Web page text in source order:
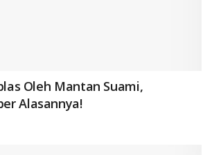
Oleh Mantan Suami,
Alasannya!